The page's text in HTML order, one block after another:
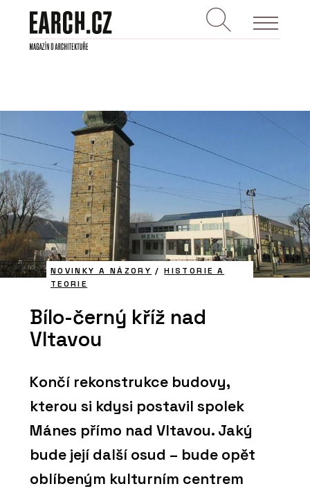
NOVINKY A NÁZORY /HISTORIE A
TEORIE
Bílo-černý kříž nad
Vltavou
Končí rekonstrukce budovy,
kterou si kdysi postavil spolek
Mánes přímo nad Vltavou. Jaký
bude její další osud – bude opět
oblíbeným kulturním centrem